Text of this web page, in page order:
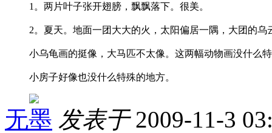
1。两片叶子张开翅膀，飘飘落下。很美。
2。夏天。地面一团大大的火，太阳偏居一隅，大团的
小乌龟画的挺像，大马匹不太像。这两幅动物画没什么
小房子好像也没什么特殊的地方。
无墨 发表于 2009-11-3